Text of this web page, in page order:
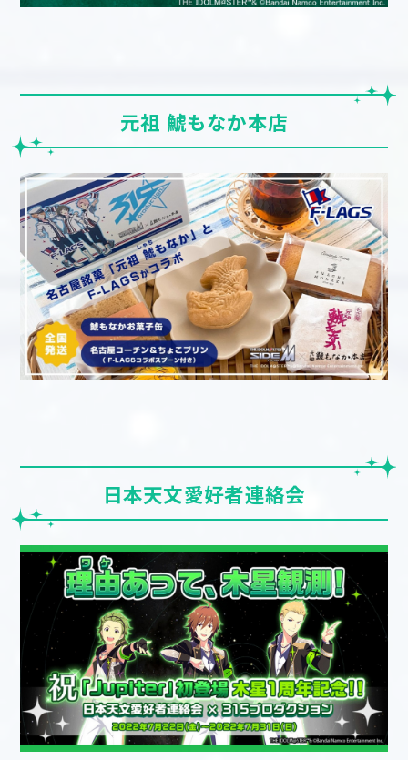
元祖 鯱もなか本店
日本天文愛好者連絡会